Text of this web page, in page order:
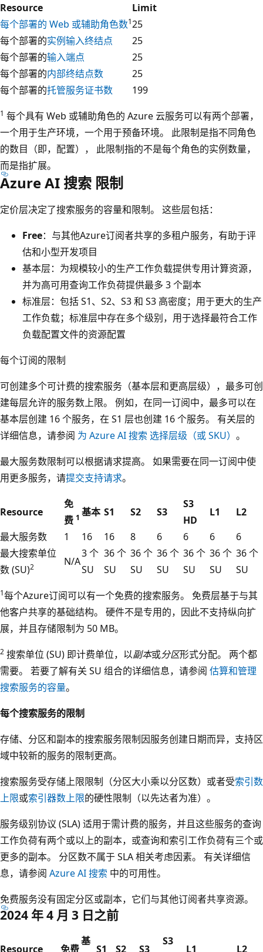
Resource
Limit
每个部署的 Web 或辅助角色数125
每个部署的实例输入终结点
25
每个部署的输入端点
25
每个部署的内部终结点数
25
每个部署的托管服务证书数 199
1 每个具有 Web 或辅助角色的 Azure 云服务可以有两个部署，
一个用于生产环境，一个用于预备环境。 此限制是指不同角色
的数目（即，配置）， 此限制指的不是每个角色的实例数量，
而是指扩展。
Azure AI 搜索 限制
定价层决定了搜索服务的容量和限制。 这些层包括：
Free：与其他Azure订阅者共享的多租户服务，有助于评
估和小型开发项目
基本层：为规模较小的生产工作负载提供专用计算资源，
并为高可用查询工作负荷提供最多 3 个副本
标准层：包括 S1、S2、S3 和 S3 高密度；用于更大的生产
工作负载；标准层中存在多个级别，用于选择最符合工作
负载配置文件的资源配置
每个订阅的限制
可创建多个可计费的搜索服务（基本层和更高层级），最多可创
建每层允许的服务数上限。 例如，在同一订阅中，最多可以在
基本层创建 16 个服务，在 S1 层也创建 16 个服务。 有关层的
详细信息，请参阅 为 Azure AI 搜索 选择层级（或 SKU） 。
最大服务数限制可以根据请求提高。 如果需要在同一订阅中使
用更多服务，请提交支持请求。
Resource
免
费 1 基本 S1 S2 S3
S3
HD
L1
L2
最大服务数
1 16 16 8 6 6 6
6
最大搜索单位
数 (SU)2 N/A
3 个
SU
36 个
SU
36 个
SU
36 个
SU
36 个
SU
36 个
SU
36 个
SU
1每个Azure订阅可以有一个免费的搜索服务。 免费层基于与其
他客户共享的基础结构。 硬件不是专用的，因此不支持纵向扩
展，并且存储限制为 50 MB。
2 搜索单位 (SU) 即计费单位，以副本或分区形式分配。 两个都
需要。 若要了解有关 SU 组合的详细信息，请参阅 估算和管理
搜索服务的容量。
每个搜索服务的限制
存储、分区和副本的搜索服务限制因服务创建日期而异，支持区
域中较新的服务的限制更高。
搜索服务受存储上限限制（分区大小乘以分区数）或者受索引数
上限或索引器数上限的硬性限制（以先达者为准）。
服务级别协议 (SLA) 适用于需计费的服务，并且这些服务的查询
工作负荷有两个或以上的副本，或查询和索引工作负荷有三个或
更多的副本。 分区数不属于 SLA 相关考虑因素。 有关详细信
息，请参阅 Azure AI 搜索 中的可用性。
免费服务没有固定分区或副本，它们与其他订阅者共享资源。
2024 年 4 月 3 日之前
Resource 免费
基
S1 S2 S3
S3
L1 L2